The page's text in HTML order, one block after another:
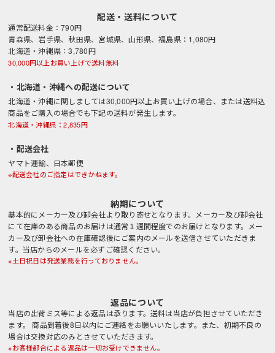
配送・送料について
通常配送料金：790円
青森県、岩手県、秋田県、宮城県、山形県、福島県：1,080円
北海道・沖縄県：3,780円
30,000円以上お買い上げで送料無料
・北海道・沖縄への配送について
北海道・沖縄に関しましては30,000円以上お買い上げの場合、または送料込
商品をご購入の場合でも下記の送料が発生します。
北海道・沖縄県：2,835円
・配送会社
ヤマト運輸、日本郵便
※配送会社のご指定はできかねます。
納期について
基本的にメーカー及び卸会社より取り寄せとなります。メーカー及び卸会社
にて在庫のある商品のお届けは通常１週間程度でのお届けとなります。メー
カー及び卸会社への在庫確認後にご案内のメールを送信させていただきま
す。当店からのメールを必ずご確認ください。
※土日祝日は発送業務を行っておりません。
返品について
当店の出荷ミス等による返品は承ります。送料は当店が負担させていただき
ます。 商品到着後8日以内にご連絡をお願いいたします。また、初期不良の
場合は交換対応のみとさせていただきます。
※お客様都合による返品は一切お受けできません。